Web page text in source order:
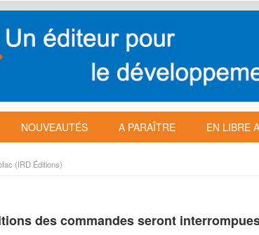
NOUVEAUTÉS A PARAÎTRE EN LIBRE
(IRD Éditions)
des commandes seront